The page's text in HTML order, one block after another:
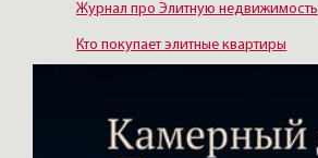
Журнал про Элитную недвижимость
Кто покупает элитные квартиры